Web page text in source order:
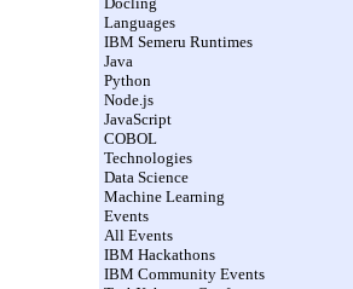
Languages
IBM Semeru Runtimes
Java
Python
Node.js
JavaScript
COBOL
Technologies
Data Science
Machine Learning
Events
All Events
IBM Hackathons
IBM Community Events